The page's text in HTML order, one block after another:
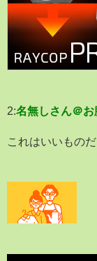
2:名無しさん＠
これはいいもの